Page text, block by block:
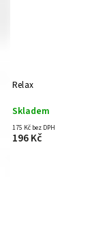
Relax
Skladem
175 Kč bez DPH
196 Kč